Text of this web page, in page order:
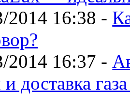
2014 16:38 -
2014 16:37 -
доставка